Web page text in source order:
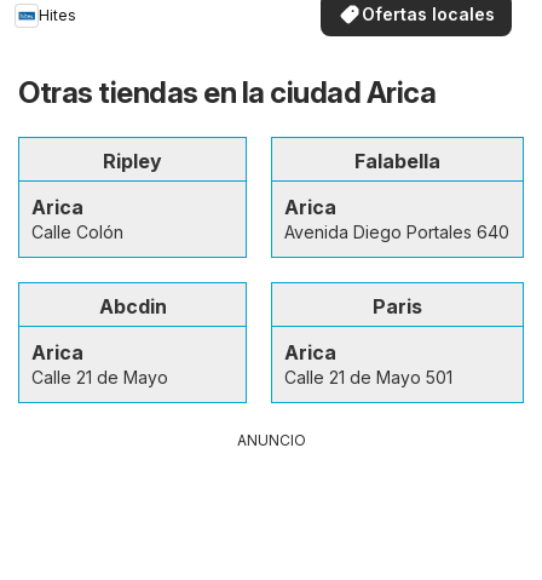
Hites
Ofertas locales
Otras tiendas en la ciudad Arica
Ripley
Arica
Calle Colón
Falabella
Arica
Avenida Diego Portales 640
Abcdin
Arica
Calle 21 de Mayo
Paris
Arica
Calle 21 de Mayo 501
ANUNCIO